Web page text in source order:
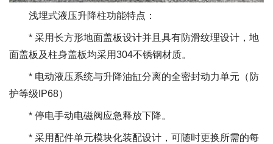
浅埋式液压升降柱功能特点：
* 采用长方形地面盖板设计并且具有防滑纹理设计，地
面盖板及柱身盖板均采用304不锈钢材质。
* 电动液压系统与升降油缸分离的全密封动力单元（防
护等级IP68）
* 停电手动电磁阀应急释放下降。
* 采用配件单元模块化装配设计，可随时更换所需的每